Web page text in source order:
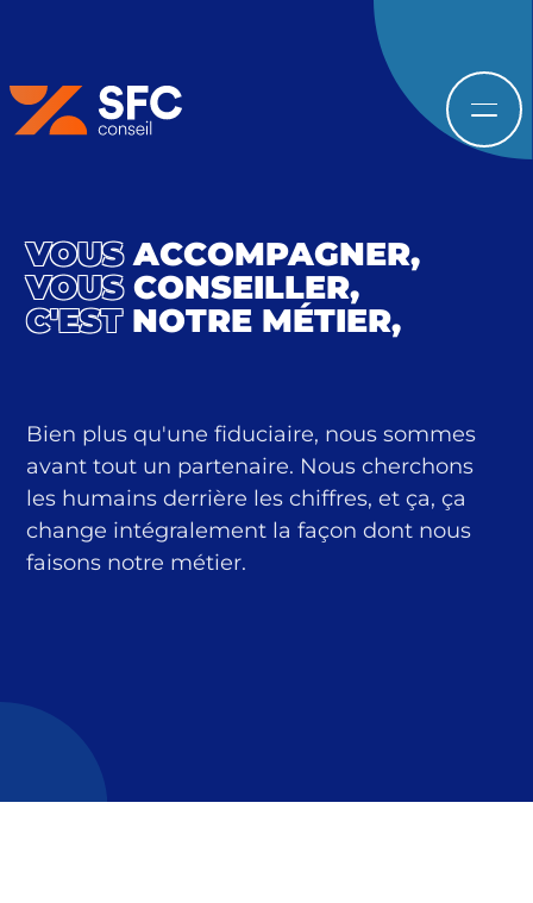
retour à
l'accueil
VOUSACCOMPAGNER,
VOUSCONSEILLER,
C'ESTNOTRE MÉTIER,
Bien plus qu'une fiduciaire, nous sommes
avant tout un partenaire. Nous cherchons
les humains derrière les chiffres, et ça, ça
change intégralement la façon dont nous
faisons notre métier.